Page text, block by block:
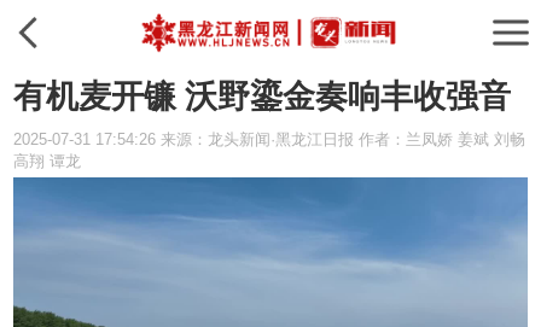
有机麦开镰 沃野鎏金奏响丰收强音
2025-07-31 17:54:26 来源：龙头新闻·黑龙江日报 作者：兰凤娇 姜斌 刘畅
高翔 谭龙